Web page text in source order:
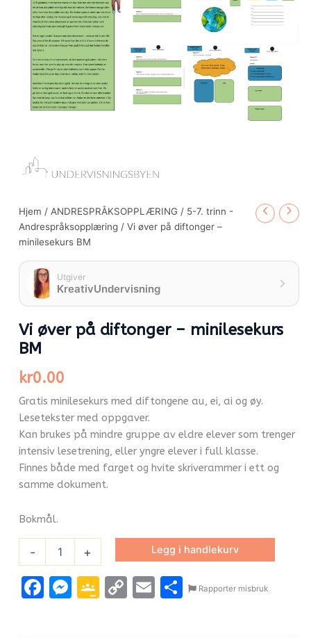
Hjem / ANDRESPRÅKSOPPLÆRING / 5-7. trinn -
Andrespråksopplæring / Vi øver på diftonger –
minilesekurs BM
Utgiver
KreativUndervisning
Vi øver på diftonger – minilesekurs
BM
kr0.00
Gratis minilesekurs med diftongene au, ei, ai og øy.
Lesetekster med oppgaver.
Kan brukes på mindre gruppe av eldre elever som trenger
intensiv lesetrening, eller yngre elever i full klasse.
Finnes både med farget og hvite skriverammer i ett og
samme dokument.
Bokmål.
-
antall
+ Legg i handlekurv
Facebook
Messenger
Google
CopyEmailShare
Rapporter misbruk